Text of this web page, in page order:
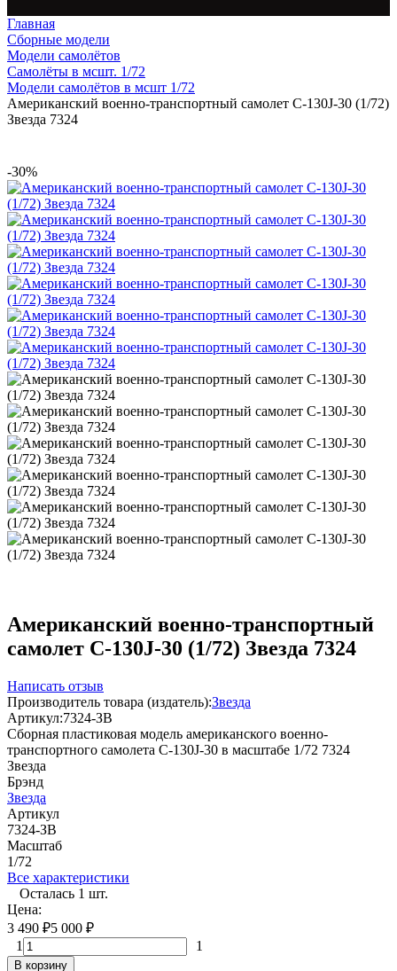
Главная
Сборные модели
Модели самолётов
Самолёты в мсшт. 1/72
Модели самолётов в мсшт 1/72
Американский военно-транспортный самолет С-130J-30 (1/72)
Звезда 7324
-30%
Американский военно-транспортный
самолет С-130J-30 (1/72) Звезда 7324
Написать отзыв
Производитель товара (издатель):Звезда
Артикул:7324-ЗВ
Сборная пластиковая модель американского военно-
транспортного самолета С-130J-30 в масштабе 1/72 7324
Звезда
Брэнд
Звезда
Артикул
7324-ЗВ
Масштаб
1/72
Все характеристики
Осталась 1 шт.
Цена:
3 490 ₽5 000 ₽
1
1
В корзину